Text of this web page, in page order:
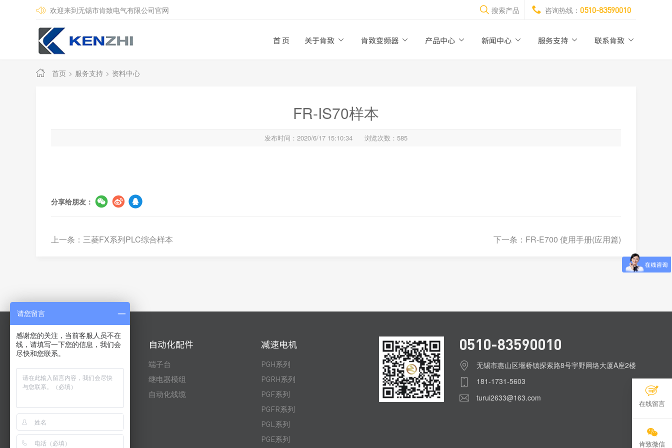
欢迎来到无锡市肯致电气有限公司官网 搜索产品 咨询热线： 0510-83590010
首 页 关于肯致 肯致变频器 产品中心 新闻中心 服务支持 联系肯致
首页 服务支持 资料中心
FR-IS70样本
发布时间：2020/6/17 15:10:34 浏览次数：585
分享给朋友：
上一条：三菱FX系列PLC综合样本 下一条：FR-E700 使用手册(应用篇)
自动化产品
台达
富士
昆仑通态
威纶通
自动化配件
端子台
继电器模组
自动化线缆
减速电机
PGH系列
PGRH系列
PGF系列
PGFR系列
PGL系列
PGE系列
0510-83590010
无锡市惠山区堰桥镇探索路8号宇野网络大厦A座2楼
181-1731-5603
turui2633@163.com
在线留言
肯致微信
请您留言
感谢您的关注，当前客服人员不在
线，请填写一下您的信息，我们会
尽快和您联系。